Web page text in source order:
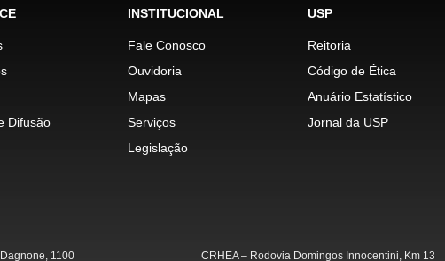
Difusão
INSTITUCIONAL
Fale Conosco
Ouvidoria
Mapas
Serviços
Legislação
USP
Reitoria
Código de Ética
Anuário Estatístico
Jornal da USP
1100 CRHEA – Rodovia Domingos Innocentini, Km 13